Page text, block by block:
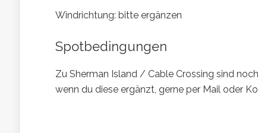
Windrichtung: bitte ergänzen
Spotbedingungen
Zu Sherman Island / Cable Crossing sind
wenn du diese ergänzt, gerne per Mail oder